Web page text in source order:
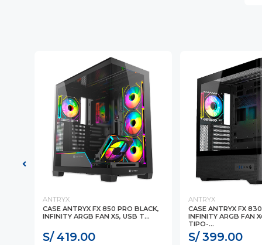
ANTRYX
CASE ANTRYX FX 850 PRO BLACK,
INFINITY ARGB FAN X5, USB T...
S/ 419.00
ANTRYX
CASE ANTRYX FX
INFINITY ARGB FAN
TIPO-...
S/ 399.00